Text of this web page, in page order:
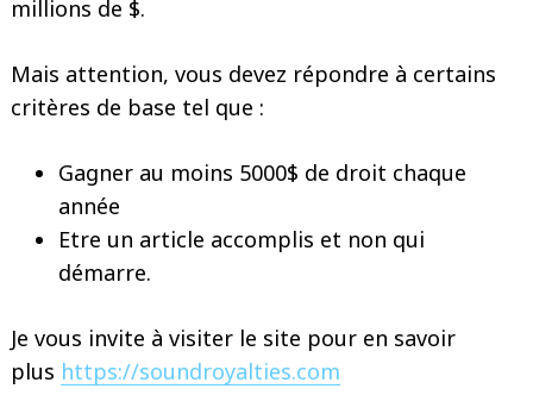
millions de $.
Mais attention, vous devez répondre à certains
critères de base tel que :
Gagner au moins 5000$ de droit chaque
année
Etre un article accomplis et non qui
démarre.
Je vous invite à visiter le site pour en savoir
plus https://soundroyalties.com
Search